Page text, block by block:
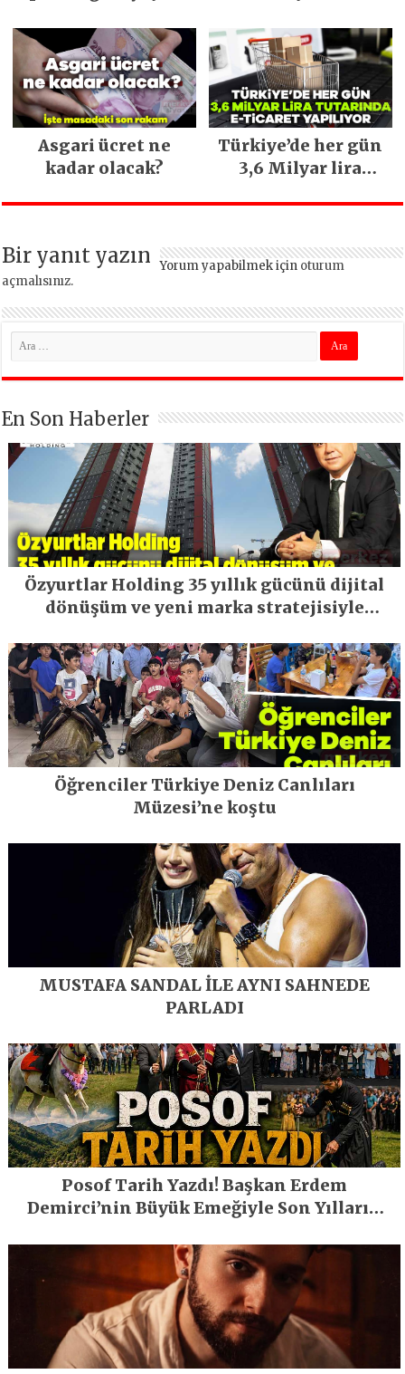
Asgari ücret ne
kadar olacak?
Türkiye’de her gün
3,6 Milyar lira
yapılıyor
Bir yanıt yazın Yorum yapabilmek için oturum
açmalısınız.
En Son Haberler
Özyurtlar Holding 35 yıllık gücünü dijital
dönüşüm ve yeni marka stratejisiyle
Öğrenciler Türkiye Deniz Canlıları
Müzesi’ne koştu
MUSTAFA SANDAL İLE AYNI SAHNEDE
PARLADI
Posof Tarih Yazdı! Başkan Erdem
Demirci’nin Büyük Emeğiyle Son Yılların